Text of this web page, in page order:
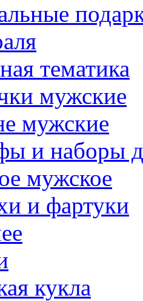
тематика
мужские
мужские
и наборы
мужское
и фартуки
кукла